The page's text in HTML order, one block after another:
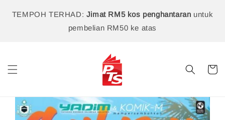
TEMPOH TERHAD: Jimat RM5 kos penghantaran untuk
pembelian RM50 ke atas